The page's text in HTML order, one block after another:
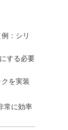
：シリ
する必要
を実装
常に効率